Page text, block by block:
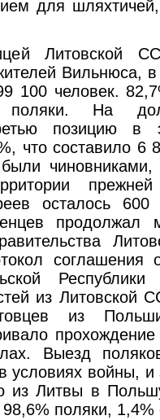
для
Литовской
Вильнюса, в
100 человек.
поляки. На
позицию в
что составило 6
прежней
осталось
продолжал
соглашения
Республики
из Литовской
из
прохождение
Выезд
условиях войны, и
из Литвы в
поляки, 1,4%